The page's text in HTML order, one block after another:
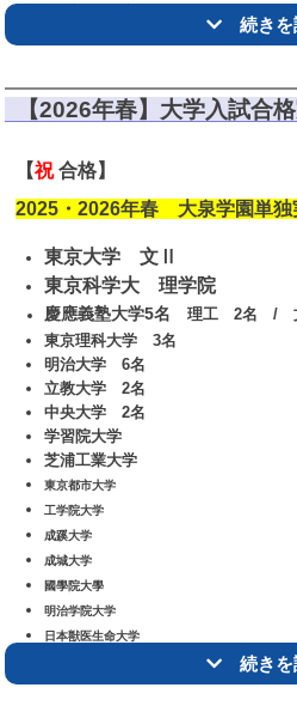
淑徳 3名合格
中大杉並 2名合格
白梅学院 合格
目白研心 2名合格
など 他多数合格
続きを
【2026年春】大学入試合
【祝合格】
2025・2026年春 大泉学園単独
東京大学 文Ⅱ
東京科学大 理学院
慶應義塾大学5名 理工 2名 /
東京理科大学 3名
明治大学 6名
立教大学 2名
中央大学 2名
学習院大学
芝浦工業大学
東京都市大学
工学院大学
成蹊大学
成城大学
國學院大學
明治学院大学
日本獣医生命大学
東京女子大学
続きを